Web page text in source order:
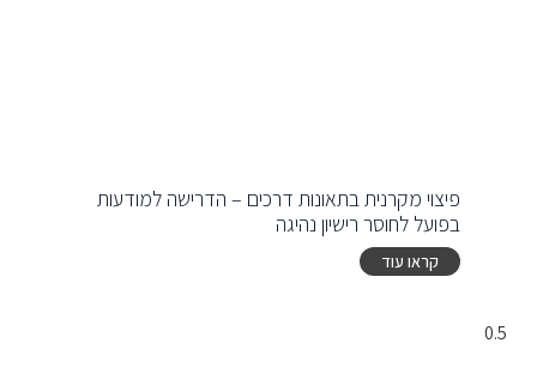
פיצוי מקרנית בתאונות דרכים – הדרישה למודעות
בפועל לחוסר רישיון נהיגה
קראו עוד